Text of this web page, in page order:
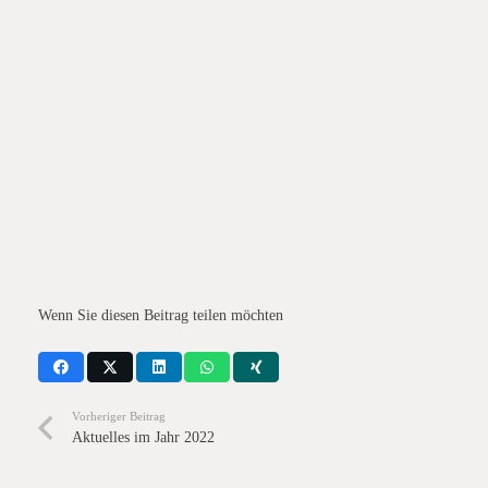
Wenn Sie diesen Beitrag teilen möchten
Vorheriger Beitrag
Aktuelles im Jahr 2022